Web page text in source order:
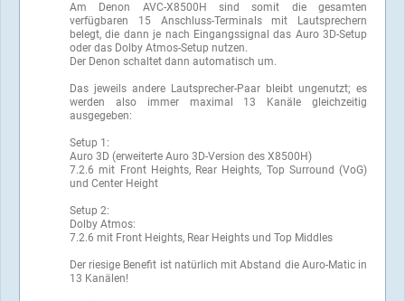
Am Denon AVC-X8500H sind somit die gesamten
verfügbaren 15 Anschluss-Terminals mit Lautsprechern
belegt, die dann je nach Eingangssignal das Auro 3D-Setup
oder das Dolby Atmos-Setup nutzen.
Der Denon schaltet dann automatisch um.
Das jeweils andere Lautsprecher-Paar bleibt ungenutzt; es
werden also immer maximal 13 Kanäle gleichzeitig
ausgegeben:
Setup 1:
Auro 3D (erweiterte Auro 3D-Version des X8500H)
7.2.6 mit Front Heights, Rear Heights, Top Surround (VoG)
und Center Height
Setup 2:
Dolby Atmos:
7.2.6 mit Front Heights, Rear Heights und Top Middles
Der riesige Benefit ist natürlich mit Abstand die Auro-Matic in
13 Kanälen!